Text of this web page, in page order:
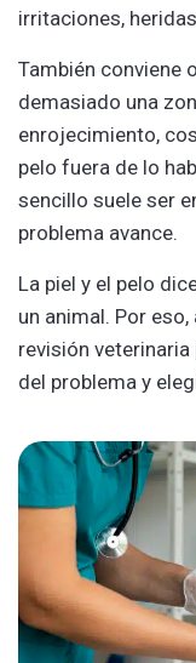
irritaciones,
También conviene
demasiado una
enrojecimiento,
pelo fuera de lo
sencillo suele ser
problema avance.
La piel y el pelo
un animal. Por
revisión
del problema y